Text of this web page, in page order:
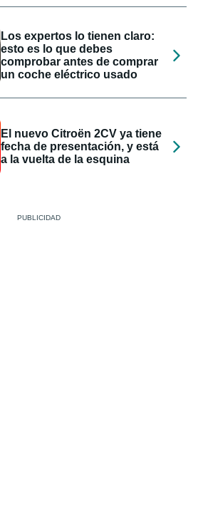
Los expertos lo tienen claro:
esto es lo que debes
comprobar antes de comprar
un coche eléctrico usado
El nuevo Citroën 2CV ya tiene
fecha de presentación, y está
a la vuelta de la esquina